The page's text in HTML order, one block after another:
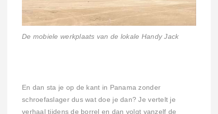
De mobiele werkplaats van de lokale Handy Jack
En dan sta je op de kant in Panama zonder
schroefaslager dus wat doe je dan? Je vertelt je
verhaal tijdens de borrel en dan volgt vanzelf de